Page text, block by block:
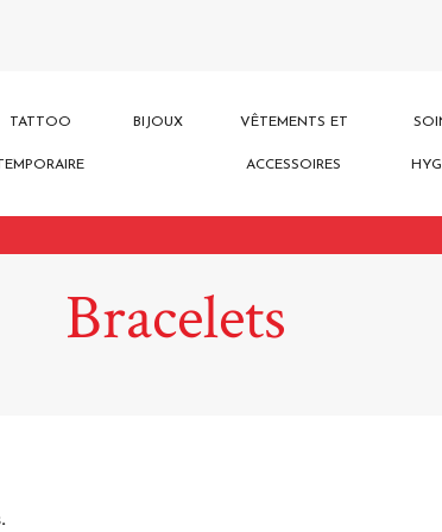
TATTOO BIJOUX VÊTEMENTS ET
ACCESSOIRES
Bracelets